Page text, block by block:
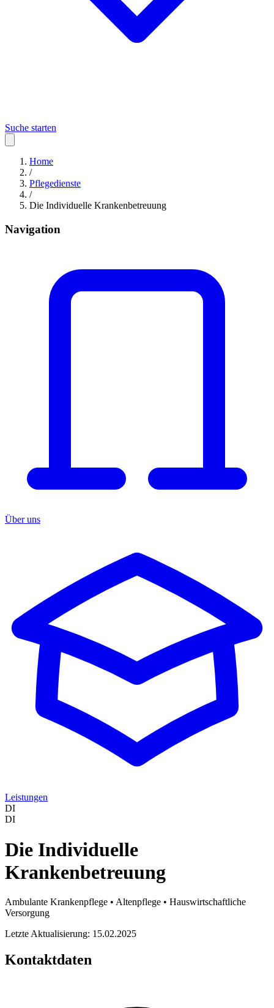
Suche starten
Home
/
Pflegedienste
/
Die Individuelle Krankenbetreuung
Navigation
Über uns
Leistungen
DI
DI
Die Individuelle
Krankenbetreuung
Ambulante Krankenpflege • Altenpflege • Hauswirtschaftliche
Versorgung
Letzte Aktualisierung: 15.02.2025
Kontaktdaten